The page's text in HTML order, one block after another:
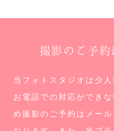
撮影のご予
当フォトスタジオは少
お電話での対応ができ
め撮影のご予約はメー